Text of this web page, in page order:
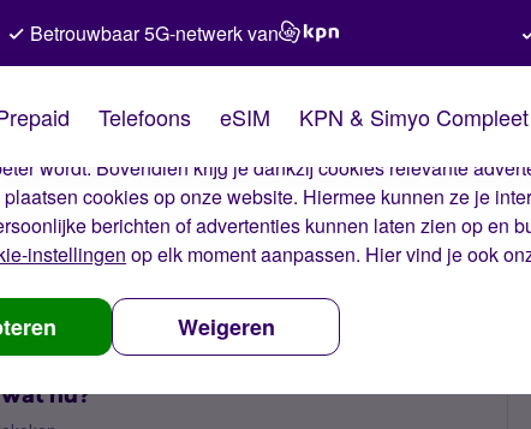
van Simyo
cookies op onze website. Met deze cookies zorgen wij ervoor
wordt. Bovendien krijg je dankzij cookies relevante
cookies op onze website. Hiermee kunnen ze je
berichten of advertenties kunnen laten zien op en
instellingen op elk moment aanpassen. Hier vind je ook
Weigeren
Betrouwbaar 5G-netwerk van
Telefoons eSIM KPN & Simyo Compleet
nu?